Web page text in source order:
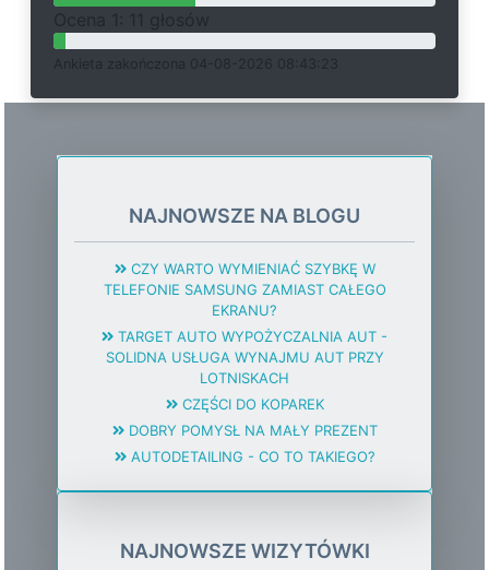
O
a 1: 11 głosów
Ankieta a a 04-08-2026 08:43:23
NAJNOWSZE NA BLOGU
CZY WARTO WYMIENIAĆ SZYBKĘ W
TELEFONIE SAMSUNG ZAMIAST CAŁEGO
EKRANU?
TARGET AUTO WYPOŻYCZALNIA AUT -
SOLIDNA USŁUGA WYNAJMU AUT PRZY
LOTNISKACH
CZĘŚCI DO KOPAREK
DOBRY POMYSŁ NA MAŁY PREZENT
AUTODETAILING - CO TO TAKIEGO?
NAJNOWSZE WIZYTÓWKI